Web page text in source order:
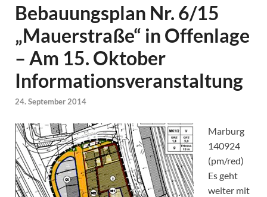
Bebauungsplan Nr. 6/15
„Mauerstraße“ in Offenlage
– Am 15. Oktober
Informationsveranstaltung
24. September 2014
Marburg
140924
(pm/red)
Es geht
weiter mit